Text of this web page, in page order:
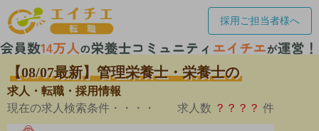
採用ご担当者様へ
【08/07最新】管理栄養士・栄養士の
求人・転職・採用情報
現在の求人検索条件・・・・
求人数 ？？？？ 件